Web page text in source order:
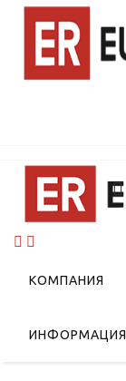
КОМПАНИЯ
ИНФОРМАЦИЯ